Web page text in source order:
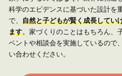
科学のエビデンスに基づいた設計を
で、 自然と子どもが賢く成長してい
ます。家づくりのことはもちろん、
ベントや相談会を実施しているので
い合わせください。